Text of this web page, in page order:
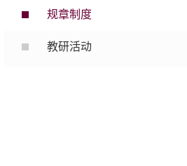
规章制度
教研活动